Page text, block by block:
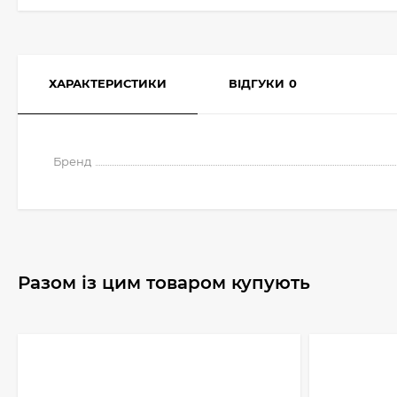
ХАРАКТЕРИСТИКИ ВІДГУКИ 0
Бренд
Разом із цим товаром купують